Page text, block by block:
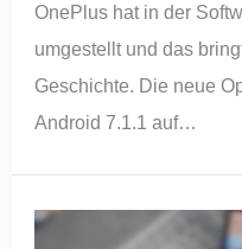
OnePlus hat in der
umgestellt und das
Geschichte. Die neue
Android 7.1.1 auf…